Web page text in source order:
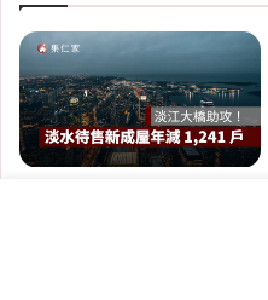
2026-06-29
桃園社會住宅續租
蘆竹一號、平鎮一
5
招
自
保